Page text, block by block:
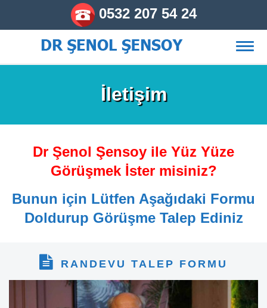
content
0532 207 54 24
İletişim
Dr Şenol Şensoy ile Yüz Yüze
Görüşmek İster misiniz?
Bunun için Lütfen Aşağıdaki Formu
Doldurup Görüşme Talep Ediniz
RANDEVU TALEP FORMU